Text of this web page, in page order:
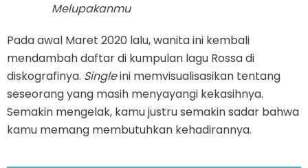
Melupakanmu
Pada awal Maret 2020 lalu, wanita ini kembali
mendambah daftar di kumpulan lagu Rossa di
diskografinya. Singleini memvisualisasikan tentang
seseorang yang masih menyayangi kekasihnya.
Semakin mengelak, kamu justru semakin sadar bahwa
kamu memang membutuhkan kehadirannya.